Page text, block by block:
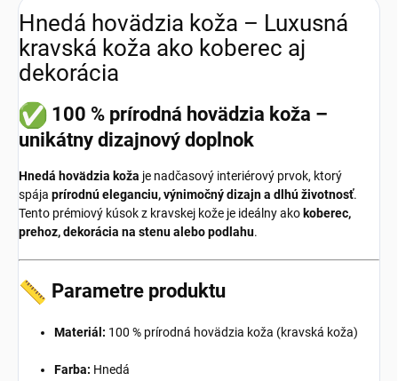
Hnedá hovädzia koža – Luxusná
kravská koža ako koberec aj
dekorácia
100 % prírodná hovädzia koža –
unikátny dizajnový doplnok
Hnedá hovädzia koža je nadčasový interiérový prvok, ktorý
spája prírodnú eleganciu, výnimočný dizajn a dlhú životnosť.
Tento prémiový kúsok z kravskej kože je ideálny ako koberec,
prehoz, dekorácia na stenu alebo podlahu.
Parametre produktu
Materiál: 100 % prírodná hovädzia koža (kravská koža)
Farba: Hnedá